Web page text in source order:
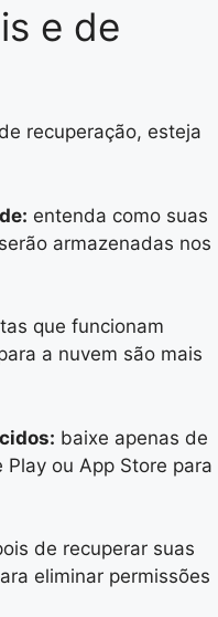
e de
recuperação, esteja
entenda como suas
armazenadas nos
que funcionam
a nuvem são mais
baixe apenas de
ou App Store para
de recuperar suas
eliminar permissões